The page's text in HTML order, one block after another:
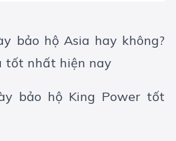
bảo hộ Asia hay không?
tốt nhất hiện nay
bảo hộ King Power tốt